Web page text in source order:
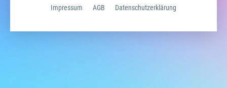
Impressum AGB Datenschutzerklärung